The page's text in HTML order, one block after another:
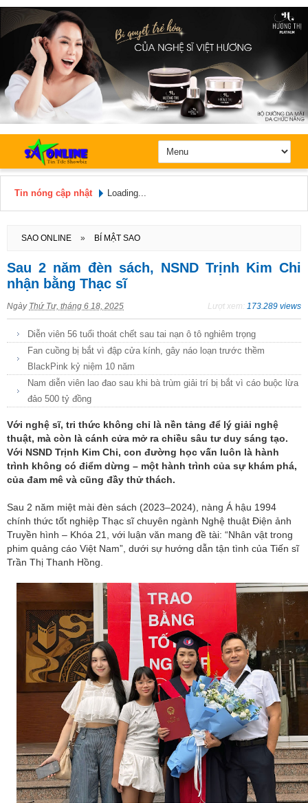
Tin nóng cập nhật Loading...
SAO ONLINE » BÍ MẬT SAO
Sau 2 năm đèn sách, NSND Trịnh Kim Chi
nhận bằng Thạc sĩ
Ngày Thứ Tư, tháng 6 18, 2025 Lượt xem: 173.289 views
Diễn viên 56 tuổi thoát chết sau tai nạn ô tô nghiêm trọng
Fan cuồng bị bắt vì đập cửa kính, gây náo loạn trước thềm
BlackPink kỷ niệm 10 năm
Nam diễn viên lao đao sau khi bà trùm giải trí bị bắt vì cáo buộc lừa
đảo 500 tỷ đồng
Với nghệ sĩ, tri thức không chỉ là nền tảng để lý giải nghệ
thuật, mà còn là cánh cửa mở ra chiều sâu tư duy sáng tạo.
Với NSND Trịnh Kim Chi, con đường học vấn luôn là hành
trình không có điểm dừng – một hành trình của sự khám phá,
của đam mê và cũng đầy thử thách.
Sau 2 năm miệt mài đèn sách (2023–2024), nàng Á hậu 1994
chính thức tốt nghiệp Thạc sĩ chuyên ngành Nghệ thuật Điện ảnh
Truyền hình – Khóa 21, với luận văn mang đề tài: “Nhân vật trong
phim quảng cáo Việt Nam”, dưới sự hướng dẫn tận tình của Tiến sĩ
Trần Thị Thanh Hồng.